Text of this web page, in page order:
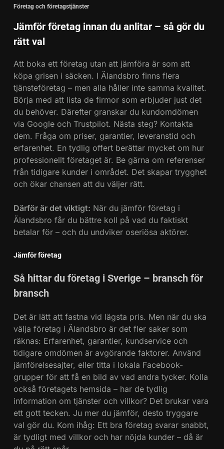
EKONOMI & JURIDIK SE OCH GÖRA
8
Behöver du poolservice i
Stockholm?
FÖRETAG SE OCH GÖRA
1
Reparbete & Industriklättring –
Professionellt höghöjdsarbete
(2026)
2
Så förebygger du vattenskada i
tandvård
SE OCH GÖRA
4
Behöver du ny takläggning? Så
hittar du en pålitlig takläggare i
Göteborg
SE OCH GÖRA
5
Drömmer du om avkoppling?
Företag och företagstjänster
Jämför företag innan du anlitar – så gör du
rätt val
Att boka ett företag utan att jämföra är som att
köpa grisen i säcken. I Älandsbro finns flera
tjänsteföretag – men alla håller inte samma kvalitet.
Börja med att lista de firmor som erbjuder just det
du behöver. Därefter granskar du kundomdömen
via Google och Trustpilot. Nästa steg? Kontakta
dem. Fråga om priser, garantier, leveranstid och
erfarenhet. En tydlig offert berättar mycket om hur
professionellt företaget är. Be gärna om referenser
från tidigare kunder i området. Det skapar trygghet
och ökar chansen att du väljer rätt.
Därför är det viktigt: När du jämför företag i
Älandsbro får du bättre koll på vad du faktiskt
betalar för – och du undviker oseriösa aktörer.
Jämför företag
Så hittar du företag i Sverige – bransch för
bransch
Det är lätt att fastna vid lägsta pris. Men när du ska
välja företag i Älandsbro är det fler saker som
räknas: Erfarenhet, garantier, kundservice och
tidigare omdömen är avgörande faktorer. Använd
jämförelsesajter, eller titta i lokala Facebook-
grupper för att få en bild av vad andra tycker. Kolla
också företagets hemsida – har de tydlig
information om tjänster och villkor? Det brukar vara
ett gott tecken. Ju mer du jämför, desto tryggare
val gör du. Kom ihåg: Ett bra företag svarar snabbt,
är tydligt med villkor och har nöjda kunder – då är